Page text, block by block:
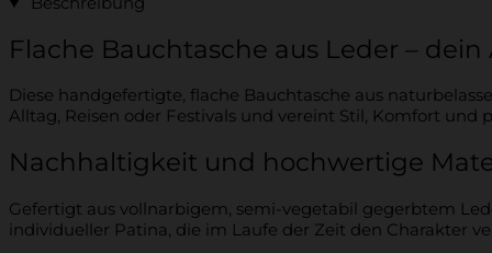
Flache Bauchtasche aus Leder –
Diese handgefertigte, flache Bauchtasche aus
Alltag, Reisen oder Festivals und vereint Stil, Komfort und
Nachhaltigkeit und hochwertige
Gefertigt aus vollnarbigem, semi-vegetabil gegerbtem
individueller Patina, die im Laufe der Zeit den Charakter